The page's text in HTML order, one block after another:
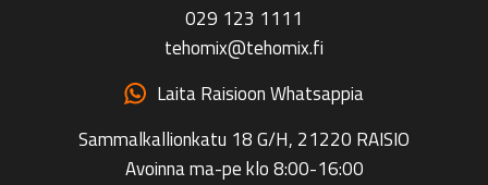
029 123 1111
tehomix@tehomix.fi
Laita Raisioon Whatsappia
Sammalkallionkatu 18 G/H, 21220 RAISIO
Avoinna ma-pe klo 8:00-16:00